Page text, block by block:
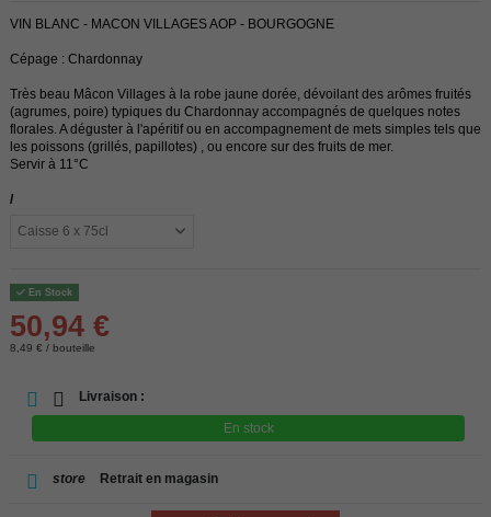
VIN BLANC - MACON VILLAGES AOP - BOURGOGNE
Cépage : Chardonnay
Très beau Mâcon Villages à la robe jaune dorée, dévoilant des arômes fruités
(agrumes, poire) typiques du Chardonnay accompagnés de quelques notes
florales. A déguster à l'apéritif ou en accompagnement de mets simples tels que
les poissons (grillés, papillotes) , ou encore sur des fruits de mer.
Servir à 11°C
/
En Stock
50,94 €
8,49 € / bouteille
Livraison :
En stock
store Retrait en magasin